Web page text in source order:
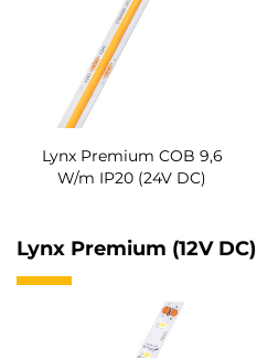
Lynx Premium COB 9,6
W/m IP20 (24V DC)
Lynx Premium (12V DC)